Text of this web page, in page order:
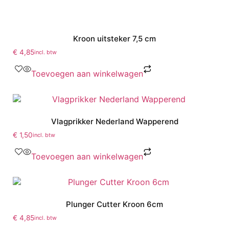
Kroon uitsteker 7,5 cm
€ 4,85incl. btw
Toevoegen aan winkelwagen
Vlagprikker Nederland Wapperend
€ 1,50incl. btw
Toevoegen aan winkelwagen
Plunger Cutter Kroon 6cm
€ 4,85incl. btw